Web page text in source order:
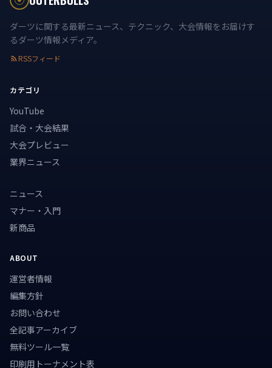
ダーツに関する最新ニュース、テクニック、大会情報をお届けす
るダーツ情報メディア。
RSSフィード
カテゴリ
YouTube
試合・大会結果
大会プレビュー
業界ニュース
ニュース
マナー・入門
新商品
ABOUT
運営者情報
編集方針
お問い合わせ
全記事アーカイブ
無料ツール一覧
印刷用トーナメント表